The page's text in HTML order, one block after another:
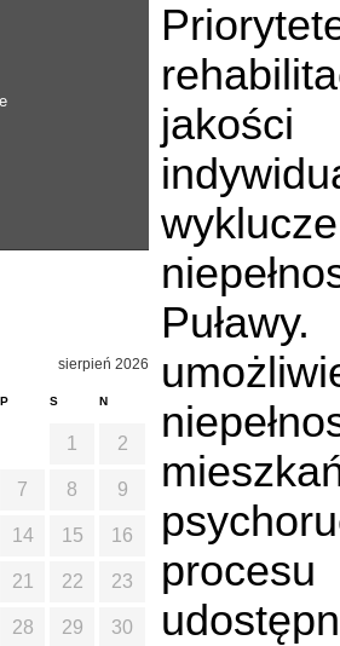
jakości
sierpień 2026
P S N
1 2
7 8 9
14 15 16
21 22 23
28 29 30